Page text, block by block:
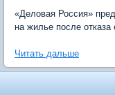
«Деловая Россия»
на жилье после отказа
Читать дальше